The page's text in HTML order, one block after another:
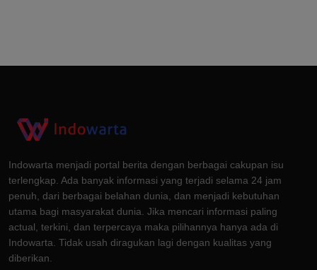
Indowarta menjadi portal berita dengan berbagai cakupan isu
terlengkap. Ada banyak informasi yang terjadi selama 24 jam
penuh, dari berbagai belahan dunia, dan menjadi kebutuhan
utama bagi masyarakat dunia. Jika mencari informasi paling
actual, terkini, dan terpercaya maka pilihannya hanya ada di
Indowarta. Tidak usah diragukan lagi dengan kualitas yang
diberikan.